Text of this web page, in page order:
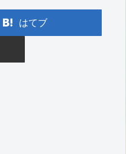
はてブ